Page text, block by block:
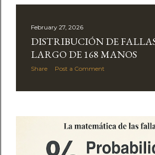
February 27, 2026
DISTRIBUCIÓN DE
LARGO DE 168 MANOS
Share Post a Comment